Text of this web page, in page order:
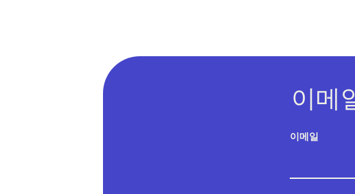
이메
이메일